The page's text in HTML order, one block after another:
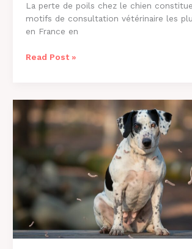
La perte de poils chez le chien constitue
motifs de consultation vétérinaire les
en France en
Pourquoi
Ses
Poils
Causes
Solutions
Read Post »